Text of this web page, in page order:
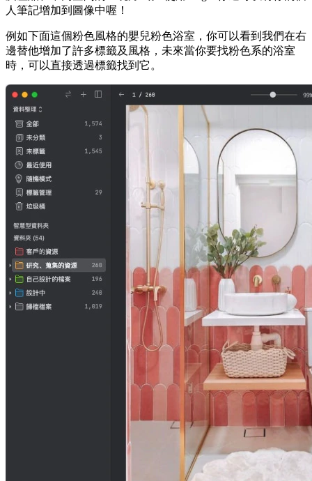
人筆記增加到圖像中喔！
例如下面這個粉色風格的嬰兒粉色浴室，你可以看到我們在右
邊替他增加了許多標籤及風格，未來當你要找粉色系的浴室
時，可以直接透過標籤找到它。